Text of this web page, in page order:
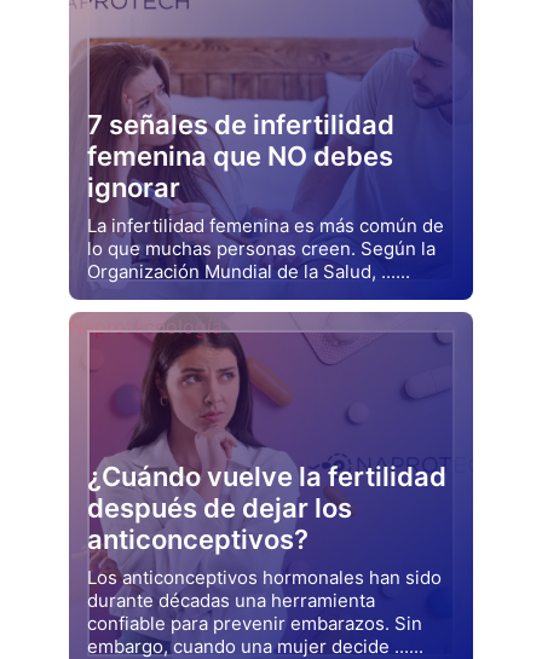
7 señales de infertilidad
femenina que NO debes
ignorar
La infertilidad femenina es más común de
lo que muchas personas creen. Según la
Organización Mundial de la Salud, ......
Drjluquerna
¿Cuándo vuelve la fertilidad
después de dejar los
anticonceptivos?
Los anticonceptivos hormonales han sido
durante décadas una herramienta
confiable para prevenir embarazos. Sin
embargo, cuando una mujer decide ......
Naprotecnología